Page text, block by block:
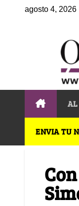
agosto 4, 2026
ENVIA TU